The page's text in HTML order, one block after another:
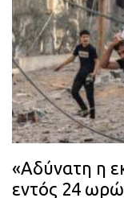
«Αδύνατη η
εντός 24